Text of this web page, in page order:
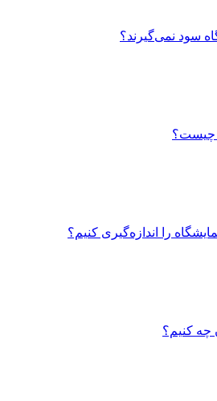
سود نمی‌گیرند؟
را اندازه‌گیری کنیم؟
چه کنیم؟